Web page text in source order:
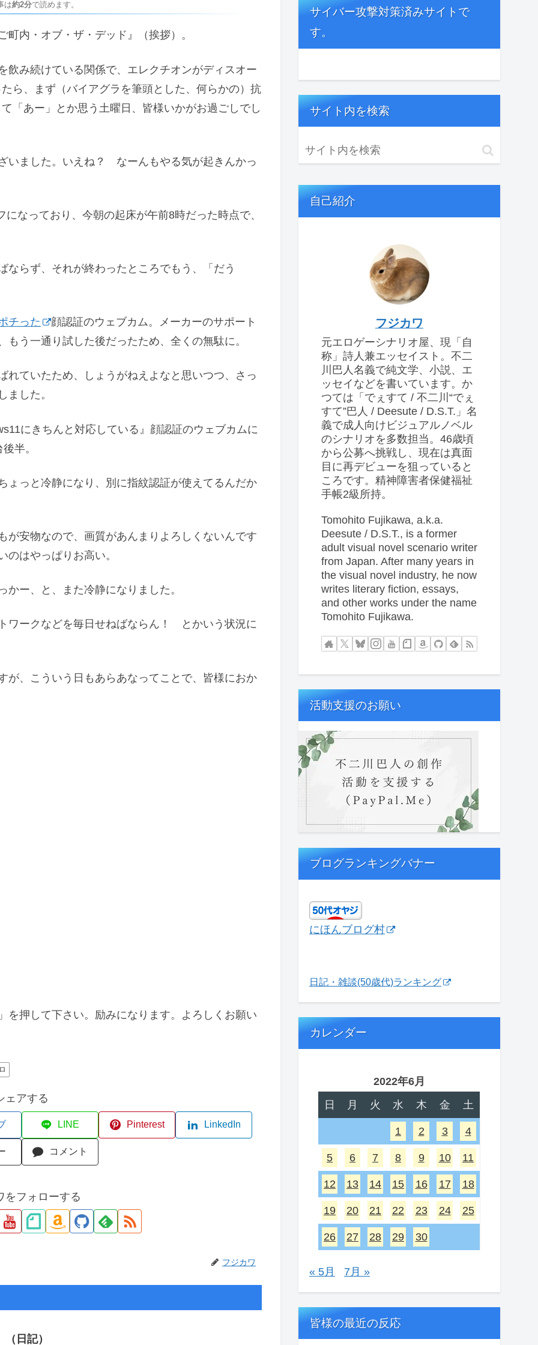
は約2分で読めます。
内・オブ・ザ・デッド』（挨拶）。
飲み続けている関係で、エレクチオンがディスオー
ら、まず（バイアグラを筆頭とした、何らかの）抗
「あー」とか思う土曜日、皆様いかがお過ごしでし
いました。いえね？ なーんもやる気が起きんかっ
なっており、今朝の起床が午前8時だった時点で、
らず、それが終わったところでもう、「だう
チった
顔認証のウェブカム。メーカーのサポート
う一通り試した後だったため、全くの無駄に。
れていたため、しょうがねえよなと思いつつ、さっ
ました。
にきちんと対応している』顔認証のウェブカムに
半。
っと冷静になり、別に指紋認証が使えてるんだか
が安物なので、画質があんまりよろしくないんです
はやっぱりお高い。
ー、と、また冷静になりました。
ワークなどを毎日せねばならん！ とかいう状況に
が、こういう日もあらあなってことで、皆様におか
を押して下さい。励みになります。よろしくお願い
ェアする
LINE Pinterest LinkedIn
コメント
をフォローする
フジカワ
日記）
サイバー攻撃対策済みサイトで
す。
サイト内を検索
自己紹介
フジカワ
元エロゲーシナリオ屋、現「自
称」詩人兼エッセイスト。不二
川巴人名義で純文学、小説、エ
ッセイなどを書いています。か
つては「でぇすて / 不二川“でぇ
すて”巴人 / Deesute / D.S.T.」名
義で成人向けビジュアルノベル
のシナリオを多数担当。46歳頃
から公募へ挑戦し、現在は真面
目に再デビューを狙っていると
ころです。精神障害者保健福祉
手帳2級所持。
Tomohito Fujikawa, a.k.a.
Deesute / D.S.T., is a former
adult visual novel scenario writer
from Japan. After many years in
the visual novel industry, he now
writes literary fiction, essays,
and other works under the name
Tomohito Fujikawa.
活動支援のお願い
ブログランキングバナー
にほんブログ村
日記・雑談(50歳代)ランキング
カレンダー
2022年6月
日
月 火 水 木 金 土
1 2 3 4
5 6 7 8 9 10 11
12 13 14 15 16 17 18
19 20 21 22 23 24 25
26 27 28 29 30
« 5月 7月 »
皆様の最近の反応